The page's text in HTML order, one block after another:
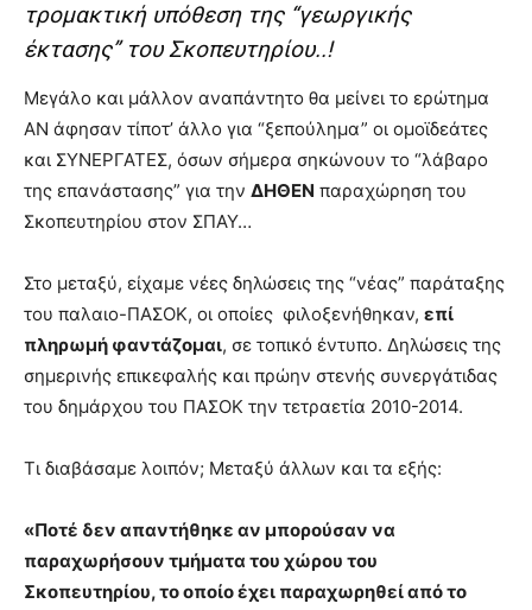
porn
τρομακτική υπόθεση της “γεωργικής
έκτασης” του Σκοπευτηρίου..!
Μεγάλο και μάλλον αναπάντητο θα μείνει το ερώτημα
ΑΝ άφησαν τίποτ’ άλλο για “ξεπούλημα” οι ομοϊδεάτες
και ΣΥΝΕΡΓΑΤΕΣ, όσων σήμερα σηκώνουν το “λάβαρο
της επανάστασης” για την ΔΗΘΕΝ παραχώρηση του
Σκοπευτηρίου στον ΣΠΑΥ…
Στο μεταξύ, είχαμε νέες δηλώσεις της “νέας” παράταξης
του παλαιο-ΠΑΣΟΚ, οι οποίες φιλοξενήθηκαν, επί
πληρωμή φαντάζομαι, σε τοπικό έντυπο. Δηλώσεις της
σημερινής επικεφαλής και πρώην στενής συνεργάτιδας
του δημάρχου του ΠΑΣΟΚ την τετραετία 2010-2014.
Τι διαβάσαμε λοιπόν; Μεταξύ άλλων και τα εξής:
«Ποτέ δεν απαντήθηκε αν μπορούσαν να
παραχωρήσουν τμήματα του χώρου του
Σκοπευτηρίου, το οποίο έχει παραχωρηθεί από το